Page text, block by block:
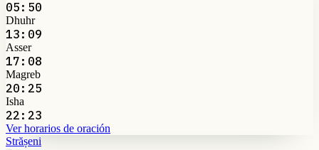
05:50
Dhuhr
13:09
Asser
17:08
Magreb
20:25
Isha
22:23
Ver horarios de oración
Strășeni